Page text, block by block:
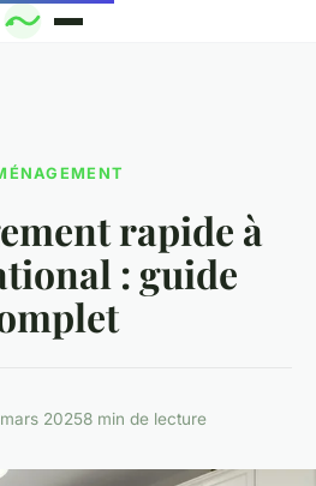
rapide à
: guide
20258 min de lecture